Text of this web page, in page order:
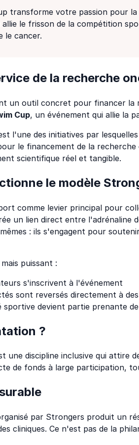
transforme votre passion pour
le frisson de la compétition
le cancer.
de la recherche
un outil concret pour financer la
Cup, un événement qui allie la
l'une des initiatives par
le financement de la
scientifique réel et tangible.
le modèle
comme levier principal pour
un lien direct entre
: ils s'engagent pour
puissant :
s'inscrivent à l'événement
sont reversés directement à
sportive devient partie prenante
?
une discipline inclusive qui attire
de fonds à large participation,
par Strongers produit un
cliniques. Ce n'est pas de la